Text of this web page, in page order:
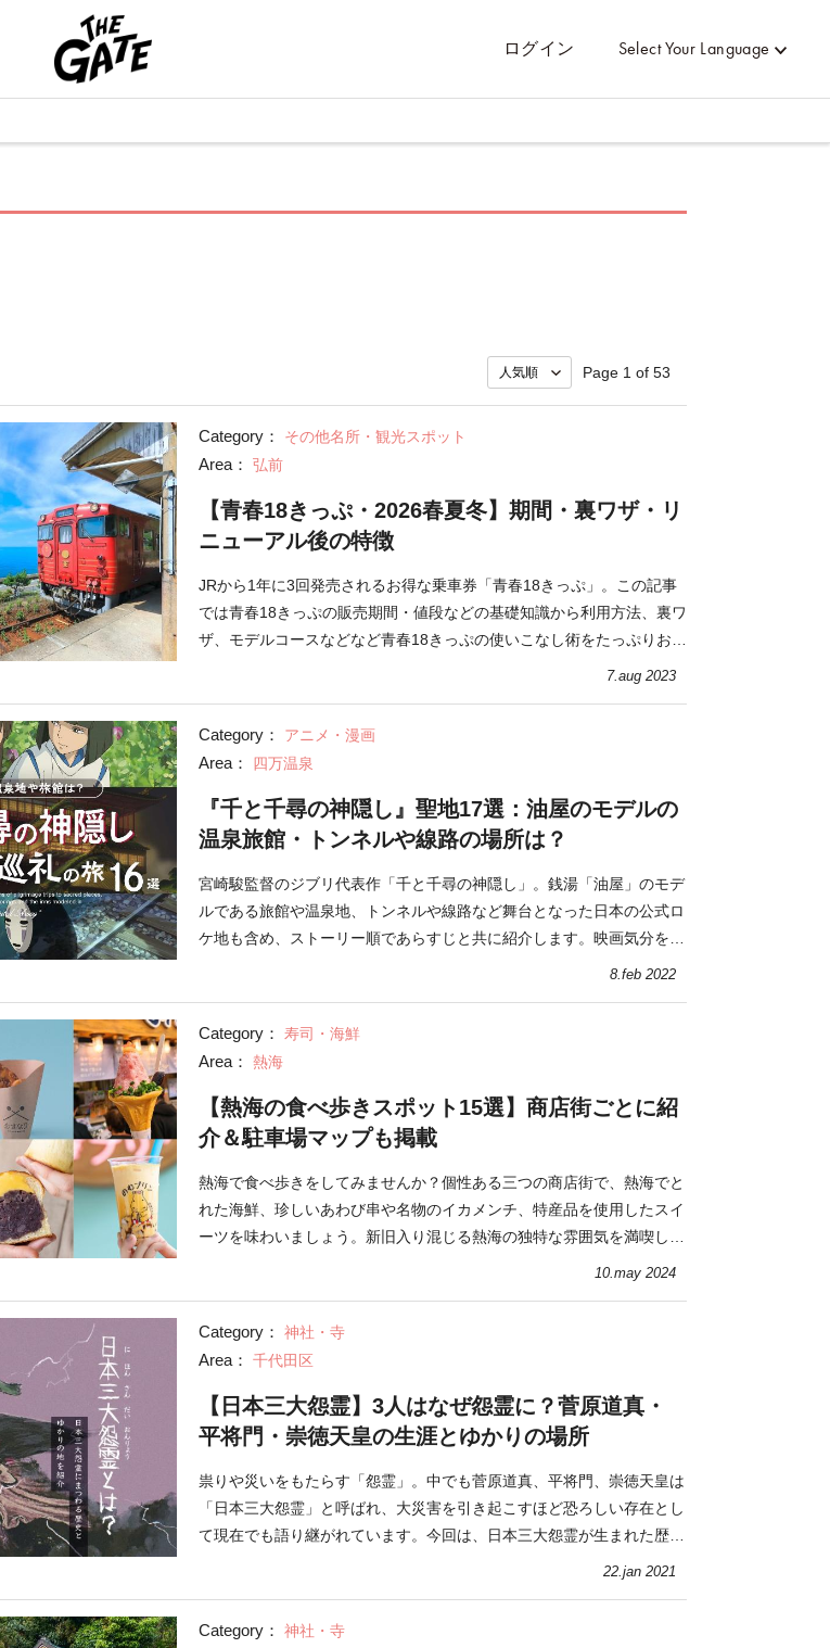
ログイン Select Your Language
Page 1 of 53
Category： その他名所・観光スポット
Area： 弘前
【青春18きっぷ・2026春夏冬】期間・裏ワザ・リ
ニューアル後の特徴
JRから1年に3回発売されるお得な乗車券「青春18きっぷ」。この記事
では青春18きっぷの販売期間・値段などの基礎知識から利用方法、裏ワ
ザ、モデルコースなどなど青春18きっぷの使いこなし術をたっぷりお届
7.aug 2023
Category： アニメ・漫画
Area： 四万温泉
『千と千尋の神隠し』聖地17選：油屋のモデルの
温泉旅館・トンネルや線路の場所は？
宮崎駿監督のジブリ代表作「千と千尋の神隠し」。銭湯「油屋」のモデ
ルである旅館や温泉地、トンネルや線路など舞台となった日本の公式ロ
ケ地も含め、ストーリー順であらすじと共に紹介します。映画気分を味
8.feb 2022
Category： 寿司・海鮮
Area： 熱海
【熱海の食べ歩きスポット15選】商店街ごとに紹
介＆駐車場マップも掲載
熱海で食べ歩きをしてみませんか？個性ある三つの商店街で、熱海でと
れた海鮮、珍しいあわび串や名物のイカメンチ、特産品を使用したスイ
ーツを味わいましょう。新旧入り混じる熱海の独特な雰囲気を満喫して
10.may 2024
Category： 神社・寺
Area： 千代田区
【日本三大怨霊】3人はなぜ怨霊に？菅原道真・
平将門・崇徳天皇の生涯とゆかりの場所
祟りや災いをもたらす「怨霊」。中でも菅原道真、平将門、崇徳天皇は
「日本三大怨霊」と呼ばれ、大災害を引き起こすほど恐ろしい存在とし
て現在でも語り継がれています。今回は、日本三大怨霊が生まれた歴史
や、今でも不思議な噂が絶えないゆかりの地を紹介します。
22.jan 2021
Category： 神社・寺